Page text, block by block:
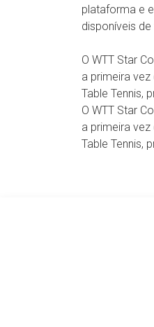
plataforma e
disponíveis
O WTT Star
a primeira
Table Tennis,
O WTT Star
a primeira
Table Tennis,